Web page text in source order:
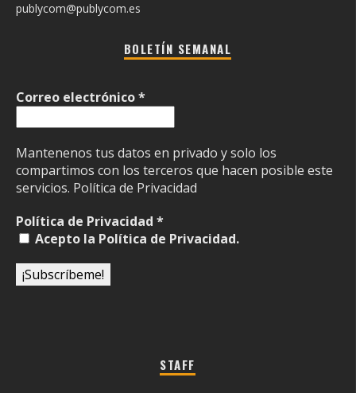
publycom@publycom.es
BOLETÍN SEMANAL
Correo electrónico*
Mantenenos tus datos en privado y solo los
compartimos con los terceros que hacen posible este
servicios. Política de Privacidad
Política de Privacidad *
Acepto la Política de Privacidad.
STAFF